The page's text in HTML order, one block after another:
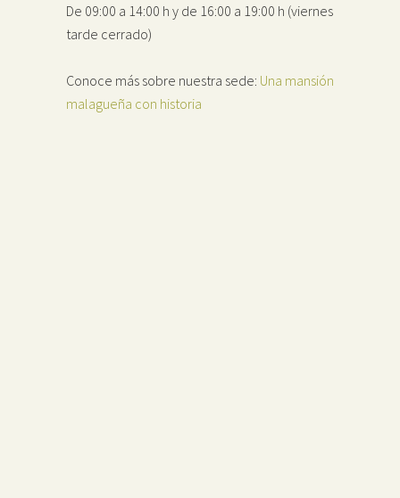
De 09:00 a 14:00 h y de 16:00 a 19:00 h (viernes
tarde cerrado)
Conoce más sobre nuestra sede: Una mansión
malagueña con historia